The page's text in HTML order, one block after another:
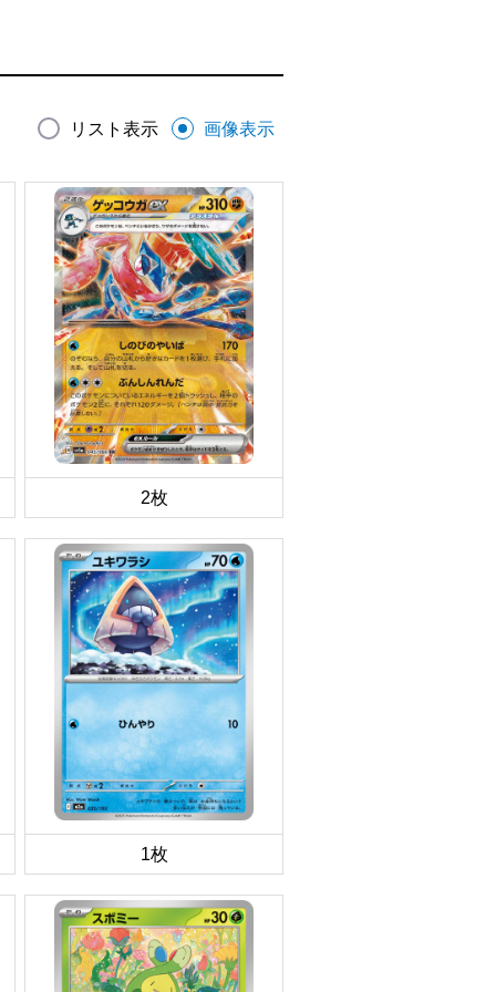
リスト表示 画像表示
2枚
1枚